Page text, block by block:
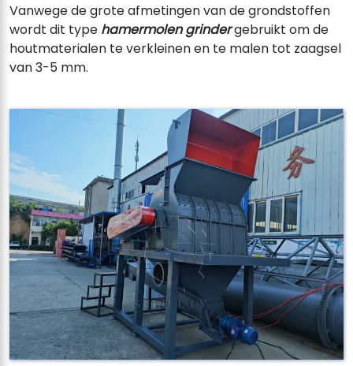
Vanwege de grote afmetingen van de grondstoffen
wordt dit type hamermolen grindergebruikt om de
houtmaterialen te verkleinen en te malen tot zaagsel
van 3-5 mm.